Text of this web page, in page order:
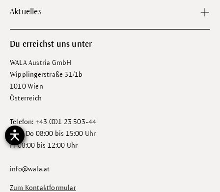
Aktuelles
Du erreichst uns unter
WALA Austria GmbH
Wipplingerstraße 31/1b
1010 Wien
Österreich
Telefon: +43 (0)1 23 503-44
Mo - Do 08:00 bis 15:00 Uhr
Fr 08:00 bis 12:00 Uhr
info@wala.at
Zum Kontaktformular